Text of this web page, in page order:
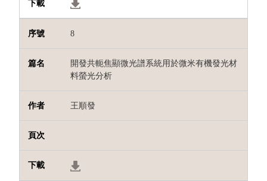
8
開發共軛焦顯微光譜系統用於微米有機發光材
料螢光分析
王順發